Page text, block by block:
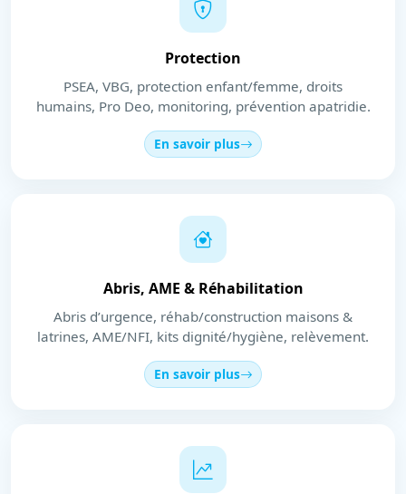
Protection
PSEA, VBG, protection enfant/femme, droits
humains, Pro Deo, monitoring, prévention apatridie.
En savoir plus
Abris, AME & Réhabilitation
Abris d’urgence, réhab/construction maisons &
latrines, AME/NFI, kits dignité/hygiène, relèvement.
En savoir plus